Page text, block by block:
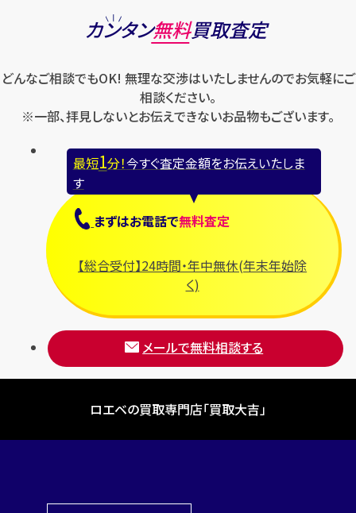
カンタン無料買取査定
どんなご相談でもOK! 無理な交渉はいたしませんのでお気軽にご
相談ください。
※一部、拝見しないとお伝えできないお品物もございます。
最短1分！今すぐ査定金額をお伝えいたしま
す
まずはお電話で無料査定
【総合受付】24時間・年中無休(年末年始除
く)
メールで無料相談する
ロエベの買取専門店「買取大吉」